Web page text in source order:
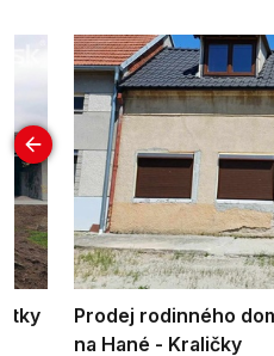
Prodej rodinného
na Hané - Kraličky